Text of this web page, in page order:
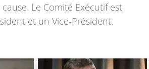
Le Comité Exécutif est
et un Vice-Président.